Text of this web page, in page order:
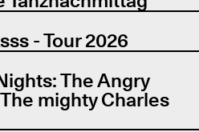
- Tour 2026
The Angry
mighty Charles